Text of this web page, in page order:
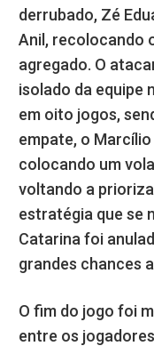
derrubado, Zé
Anil, recolocando
agregado. O
isolado da equipe
em oito jogos,
empate, o
colocando um
voltando a
estratégia que se
Catarina foi
grandes chances
O fim do jogo foi
entre os